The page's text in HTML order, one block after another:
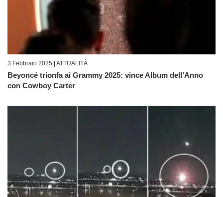
3 Febbraio 2025 | ATTUALITÀ
Beyoncé trionfa ai Grammy 2025: vince Album dell’Anno
con Cowboy Carter